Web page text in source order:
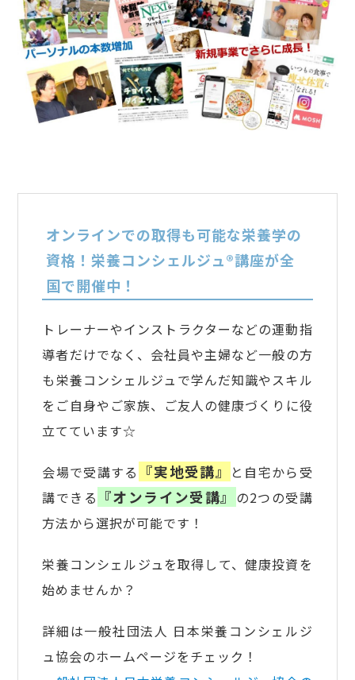
オンラインでの取得も可能な栄養学の
資格！栄養コンシェルジュ®講座が全
国で開催中！
トレーナーやインストラクターなどの運動指
導者だけでなく、会社員や主婦など一般の方
も栄養コンシェルジュで学んだ知識やスキル
をご自身やご家族、ご友人の健康づくりに役
立てています☆
会場で受講する 『実地受講』
と自宅から受
講できる 『オンライン受講』 の2つの受講
方法から選択が可能です！
栄養コンシェルジュを取得して、健康投資を
始めませんか？
詳細は一般社団法人 日本栄養コンシェルジ
ュ協会のホームページをチェック！